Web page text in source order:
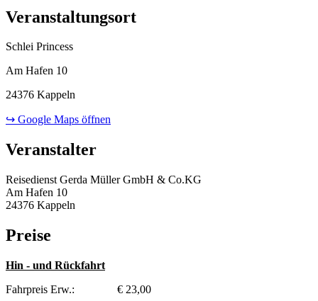
Veranstaltungsort
Schlei Princess
Am Hafen 10
24376 Kappeln
↪ Google Maps öffnen
Veranstalter
Reisedienst Gerda Müller GmbH & Co.KG
Am Hafen 10
24376 Kappeln
Preise
Hin - und Rückfahrt
Fahrpreis Erw.: € 23,00